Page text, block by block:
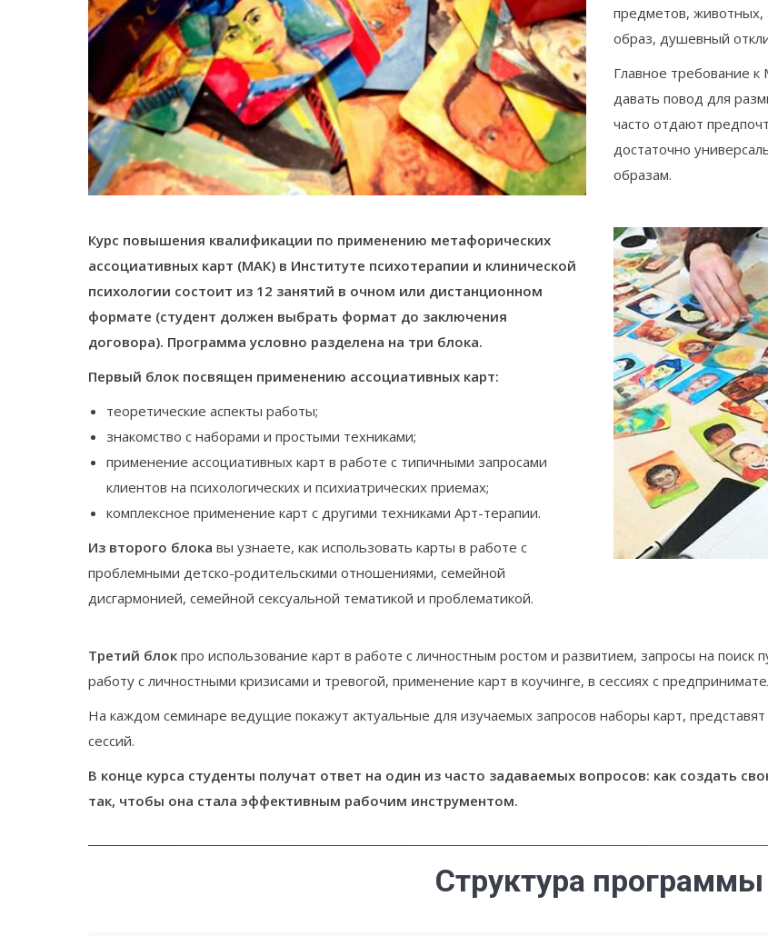
предметов, животных,
образ, душевный
Главное требование
давать повод для
часто отдают
достаточно
образам.
Курс повышения квалификации по применению метафорических
ассоциативных карт (МАК) в Институте психотерапии и клинической
психологии состоит из 12 занятий в очном или дистанционном
формате (студент должен выбрать формат до заключения
договора). Программа условно разделена на три блока.
Первый блок посвящен применению ассоциативных карт:
теоретические аспекты работы;
знакомство с наборами и простыми техниками;
применение ассоциативных карт в работе с типичными запросами
клиентов на психологических и психиатрических приемах;
комплексное применение карт с другими техниками Арт-терапии.
Из второго блока вы узнаете, как использовать карты в работе с
проблемными детско-родительскими отношениями, семейной
дисгармонией, семейной сексуальной тематикой и проблематикой.
Третий блок про использование карт в работе с личностным ростом и развитием, запросы на поиск
работу с личностными кризисами и тревогой, применение карт в коучинге, в сессиях с
На каждом семинаре ведущие покажут актуальные для изучаемых запросов наборы карт,
сессий.
В конце курса студенты получат ответ на один из часто задаваемых вопросов: как создать
так, чтобы она стала эффективным рабочим инструментом.
Структура программы